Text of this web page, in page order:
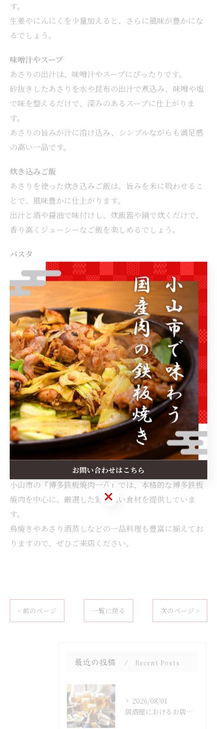
す。
生姜やにんにくを少量加えると、さらに風味が豊かにな
るでしょう。
味噌汁やスープ
あさりの出汁は、味噌汁やスープにぴったりです。
砂抜きしたあさりを水や昆布の出汁で煮込み、味噌や塩
で味を整えるだけで、深みのあるスープに仕上がりま
す。
あさりの旨みが汁に溶け込み、シンプルながらも満足感
の高い一品です。
炊き込みご飯
あさりを使った炊き込みご飯は、旨みを米に吸わせるこ
とで、風味豊かに仕上がります。
出汁と酒や醤油で味付けし、炊飯器や鍋で炊くだけで、
香り高くジューシーなご飯を楽しめるでしょう。
パスタ
あさりを使ったパスタは、にんにくやオリーブオイルと
組み合わせることで、香り豊かに仕上がります。
ボンゴレビアンコは、白ワインを少量加えて蒸すことで
あさりの旨みがソースに溶け込み、奥深い味わいを楽し
める人気の一皿です。
まとめ
あさりにおけるおすすめの食べ方には、酒蒸し・味噌汁
やスープ・炊き込みご飯・パスタなどがあります。
旬のあさりを使い、調理法に応じて旨みを引き出すこと
で、風味豊かで食感の良い料理を楽しめるでしょう。
小山市の『博多鉄板焼肉一八』では、本格的な博多鉄板
焼肉を中心に、厳選した質の高い食材を提供していま
す。
鳥焼きやあさり酒蒸しなどの一品料理も豊富に揃えてお
りますので、ぜひご来店ください。
< 前のページ 一覧に戻る 次のページ >
最近の投稿 Recent Posts
2026/08/01
居酒屋におけるお店選びのポイント
お問い合わせはこちら
お問い合わせはこちら